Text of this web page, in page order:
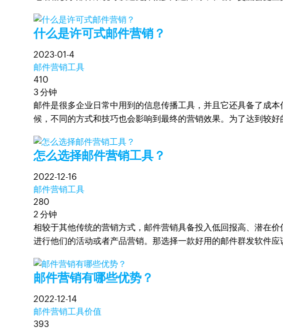
什么是许可式邮件营销？
2023-01-4
邮件营销工具
410
3 分钟
邮件是很多企业日常中用到的信息传播工具，并且它还具备了成
候，不同的方式和技巧也会影响到最终的营销效果。为了达到较
怎么选择邮件营销工具？
2022-12-16
邮件营销工具
280
2 分钟
相较于其他传统的营销方式，邮件营销具备投入低回报高、潜在
进行他们的活动或者产品营销。那选择一款好用的邮件群发软件应
邮件营销有哪些优势？
2022-12-14
邮件营销工具价值
393